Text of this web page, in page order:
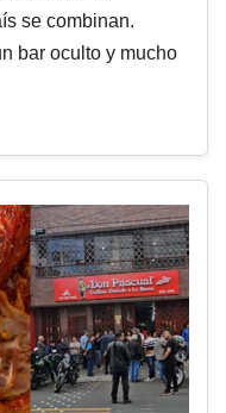
se combinan.
bar oculto y mucho